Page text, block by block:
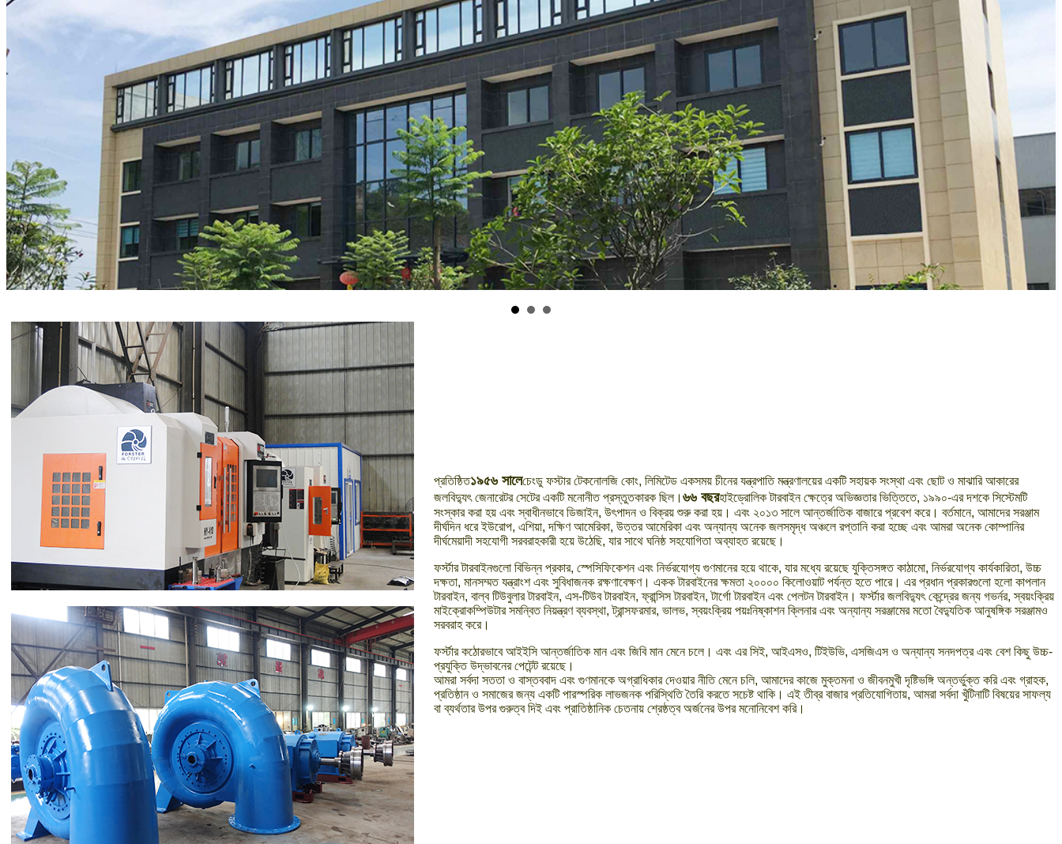
প্রতিষ্ঠিত১৯৫৬ সালেচেংডু ফস্টার টেকনোলজি কোং, লিমিটেড একসময় চীনের যন্ত্রপাতি মন্ত্রণালয়ের একটি সহায়ক সংস্থা এবং ছোট ও মাঝারি আকারের
জলবিদ্যুৎ জেনারেটর সেটের একটি মনোনীত প্রস্তুতকারক ছিল।৬৬ বছরহাইড্রোলিক টারবাইন ক্ষেত্রে অভিজ্ঞতার ভিত্তিতে, ১৯৯০-এর দশকে সিস্টেমটি
সংস্কার করা হয় এবং স্বাধীনভাবে ডিজাইন, উৎপাদন ও বিক্রয় শুরু করা হয়। এবং ২০১৩ সালে আন্তর্জাতিক বাজারে প্রবেশ করে। বর্তমানে, আমাদের সরঞ্জাম
দীর্ঘদিন ধরে ইউরোপ, এশিয়া, দক্ষিণ আমেরিকা, উত্তর আমেরিকা এবং অন্যান্য অনেক জলসমৃদ্ধ অঞ্চলে রপ্তানি করা হচ্ছে এবং আমরা অনেক কোম্পানির
দীর্ঘমেয়াদী সহযোগী সরবরাহকারী হয়ে উঠেছি, যার সাথে ঘনিষ্ঠ সহযোগিতা অব্যাহত রয়েছে।
ফর্স্টার টারবাইনগুলো বিভিন্ন প্রকার, স্পেসিফিকেশন এবং নির্ভরযোগ্য গুণমানের হয়ে থাকে, যার মধ্যে রয়েছে যুক্তিসঙ্গত কাঠামো, নির্ভরযোগ্য কার্যকারিতা, উচ্চ
দক্ষতা, মানসম্মত যন্ত্রাংশ এবং সুবিধাজনক রক্ষণাবেক্ষণ। একক টারবাইনের ক্ষমতা ২০০০০ কিলোওয়াট পর্যন্ত হতে পারে। এর প্রধান প্রকারগুলো হলো কাপলান
টারবাইন, বাল্ব টিউবুলার টারবাইন, এস-টিউব টারবাইন, ফ্রান্সিস টারবাইন, টার্গো টারবাইন এবং পেলটন টারবাইন। ফর্স্টার জলবিদ্যুৎ কেন্দ্রের জন্য গভর্নর, স্বয়ংক্রিয়
মাইক্রোকম্পিউটার সমন্বিত নিয়ন্ত্রণ ব্যবস্থা, ট্রান্সফরমার, ভালভ, স্বয়ংক্রিয় পয়ঃনিষ্কাশন ক্লিনার এবং অন্যান্য সরঞ্জামের মতো বৈদ্যুতিক আনুষঙ্গিক সরঞ্জামও
সরবরাহ করে।
ফর্স্টার কঠোরভাবে আইইসি আন্তর্জাতিক মান এবং জিবি মান মেনে চলে। এবং এর সিই, আইএসও, টিইউভি, এসজিএস ও অন্যান্য সনদপত্র এবং বেশ কিছু উচ্চ-
প্রযুক্তি উদ্ভাবনের পেটেন্ট রয়েছে।
আমরা সর্বদা সততা ও বাস্তববাদ এবং গুণমানকে অগ্রাধিকার দেওয়ার নীতি মেনে চলি, আমাদের কাজে মুক্তমনা ও জীবনমুখী দৃষ্টিভঙ্গি অন্তর্ভুক্ত করি এবং গ্রাহক,
প্রতিষ্ঠান ও সমাজের জন্য একটি পারস্পরিক লাভজনক পরিস্থিতি তৈরি করতে সচেষ্ট থাকি। এই তীব্র বাজার প্রতিযোগিতায়, আমরা সর্বদা খুঁটিনাটি বিষয়ের সাফল্য
বা ব্যর্থতার উপর গুরুত্ব দিই এবং প্রাতিষ্ঠানিক চেতনায় শ্রেষ্ঠত্ব অর্জনের উপর মনোনিবেশ করি।